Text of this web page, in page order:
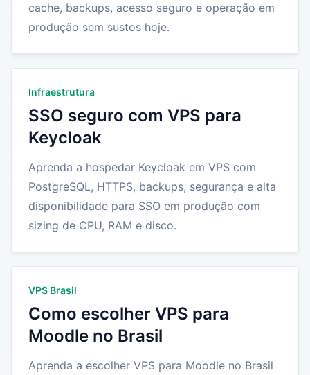
cache, backups, acesso seguro e operação em
produção sem sustos hoje.
Infraestrutura
SSO seguro com VPS para
Keycloak
Aprenda a hospedar Keycloak em VPS com
PostgreSQL, HTTPS, backups, segurança e alta
disponibilidade para SSO em produção com
sizing de CPU, RAM e disco.
VPS Brasil
Como escolher VPS para
Moodle no Brasil
Aprenda a escolher VPS para Moodle no Brasil